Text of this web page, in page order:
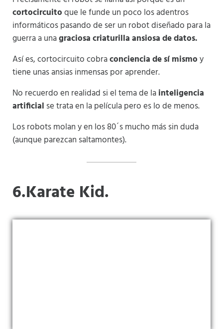
cortocircuitoque le funde un poco los adentros
informáticos pasando de ser un robot diseñado para la
guerra a unagraciosa criaturilla ansiosa de datos.
Así es, cortocircuito cobraconciencia de sí mismoy
tiene unas ansias inmensas por aprender.
No recuerdo en realidad si el tema de lainteligencia
artificial se trata en la película pero es lo de menos.
Los robots molan y en los 80´s mucho más sin duda
(aunque parezcan saltamontes).
6.Karate Kid.